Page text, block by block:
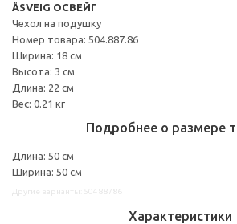
ÅSVEIG ОСВЕЙГ
Чехол на подушку
Номер товара: 504.887.86
Ширина: 18 см
Высота: 3 см
Длина: 22 см
Вес: 0.21 кг
Подробнее о размере
Длина: 50 см
Ширина: 50 см
Характеристики